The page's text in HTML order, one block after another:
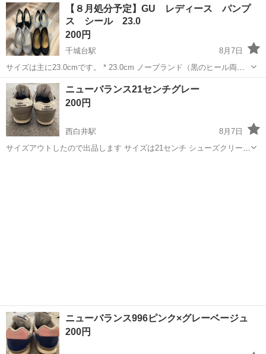
など使用感がありますが、まだ履いていただけます。 中古品にご理解
のある方よろしくお願い...
千葉 千葉市 千城台駅 靴 ヒール
【８月処分予定】GU レディース パンプ
ス シール 23.0
200円
千城台駅
8月7日
サイズは主に23.0cmです。 * 23.0cm ノーブランド（黒のヒール両
方） * GU：Mサイズ 汚れや使用感がありますので、写真をご確認の
上、ご理解いただける方のみお願いいたします。 使用回数は全て5.６
回、黒のパ...
千葉 千葉市
ニューバランス21センチグレー
200円
西白井駅
8月7日
サイズアウトしたので出品します サイズは21センチ シューズクリーニ
ニューバランス996ピンク×グレーベージュ
200円